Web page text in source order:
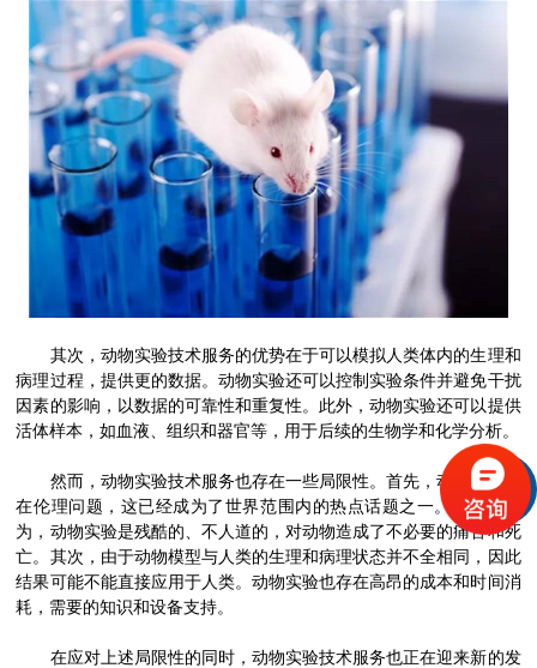
其次，动物实验技术服务的优势在于可以模拟人类体内的生理和
病理过程，提供更的数据。动物实验还可以控制实验条件并避免干扰
因素的影响，以数据的可靠性和重复性。此外，动物实验还可以提供
活体样本，如血液、组织和器官等，用于后续的生物学和化学分析。
然而，动物实验技术服务也存在一些局限性。首先，动物实验存
在伦理问题，这已经成为了世界范围内的热点话题之一。有些人认
为，动物实验是残酷的、不人道的，对动物造成了不必要的痛苦和死
亡。其次，由于动物模型与人类的生理和病理状态并不全相同，因此
结果可能不能直接应用于人类。动物实验也存在高昂的成本和时间消
耗，需要的知识和设备支持。
在应对上述局限性的同时，动物实验技术服务也正在迎来新的发